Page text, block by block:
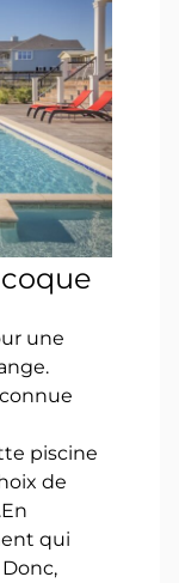
une
piscine
de
qui